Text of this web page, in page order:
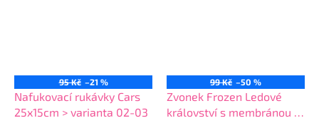
95 Kč –21 %
Nafukovací rukávky Cars
25x15cm > varianta 02-03
99 Kč –50 %
Zvonek Frozen Ledové
království s membránou >